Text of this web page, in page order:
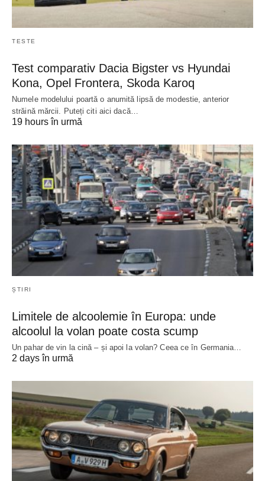
TESTE
Test comparativ Dacia Bigster vs Hyundai
Kona, Opel Frontera, Skoda Karoq
Numele modelului poartă o anumită lipsă de modestie, anterior
străină mărcii. Puteți citi aici dacă…
19 hours în urmă
ȘTIRI
Limitele de alcoolemie în Europa: unde
alcoolul la volan poate costa scump
Un pahar de vin la cină – și apoi la volan? Ceea ce în Germania…
2 days în urmă